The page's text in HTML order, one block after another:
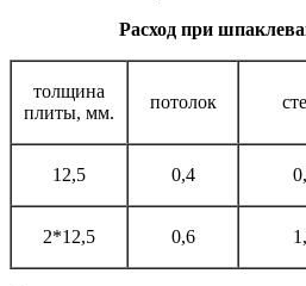
Расход при
толщина
плиты, мм.
потолок
12,5 0,4
2*12,5 0,6